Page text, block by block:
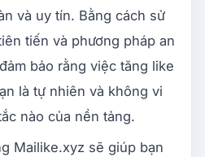
và uy tín. Bằng cách sử
tiến và phương pháp an
bảo rằng việc tăng like
là tự nhiên và không vi
nào của nền tảng.
Mailike.xyz sẽ giúp bạn